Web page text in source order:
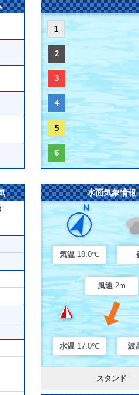
1
2
3
4
5
6
水面気象情報
気温 18.0℃
風速 2m
水温 17.0℃ 波
スタンド